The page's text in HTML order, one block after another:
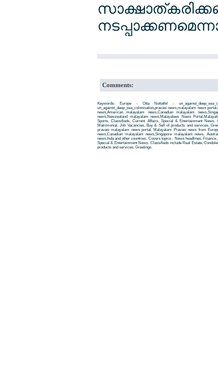
Comments:
Keywords: Europe - Otta Nottathil -
un_against_deep_sea_colonisation,pravasi news,malayalam news
news,American malayalam news,Canadian malayalam
news,Newzealand malayalam news,Malayalees News
Sports, Classifieds, Current Affairs, Special & Entertainment News.
Matrimonial, Job Vacancies, Buy & Sell of products and services,
pravasi malayalam news portal. Malayalam Pravasi news from
news,Canadian malayalam news,Singapore malayalam news,
news,Inda and other countries. Covers topics - News headlines,
Special & Entertainment News. Classifieds include Real Estate,
products and services, Greetings.